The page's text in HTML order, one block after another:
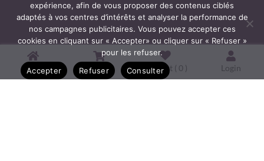
Copyright © 2026 Bijouterie
Home Shop Wishlist ( 0 ) Login
expérience, afin de vous proposer des contenus ciblés
adaptés à vos centres d’intérêts et analyser la performance de
nos campagnes publicitaires. Vous pouvez accepter ces
cookies en cliquant sur « Accepter» ou cliquer sur « Refuser »
pour les refuser.
Accepter
Refuser Consulter